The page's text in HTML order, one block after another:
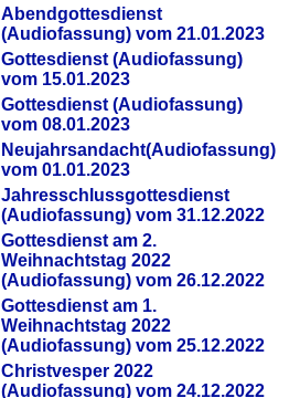
Abendgottesdienst
(Audiofassung) vom 21.01.2023
Gottesdienst (Audiofassung)
vom 15.01.2023
Gottesdienst (Audiofassung)
vom 08.01.2023
Neujahrsandacht(Audiofassung)
vom 01.01.2023
Jahresschlussgottesdienst
(Audiofassung) vom 31.12.2022
Gottesdienst am 2.
Weihnachtstag 2022
(Audiofassung) vom 26.12.2022
Gottesdienst am 1.
Weihnachtstag 2022
(Audiofassung) vom 25.12.2022
Christvesper 2022
(Audiofassung) vom 24.12.2022